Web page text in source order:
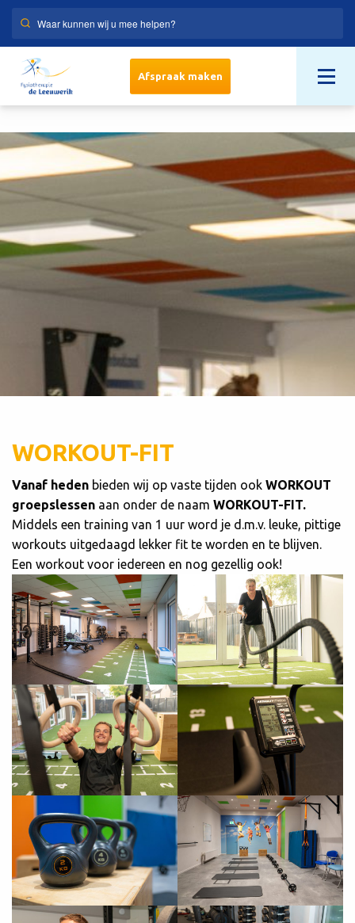
Afspraak maken
WORKOUT-FIT
Vanaf heden bieden wij op vaste tijden ook WORKOUT
groepslessen aan onder de naam WORKOUT-FIT.
Middels een training van 1 uur word je d.m.v. leuke, pittige
workouts uitgedaagd lekker fit te worden en te blijven.
Een workout voor iedereen en nog gezellig ook!